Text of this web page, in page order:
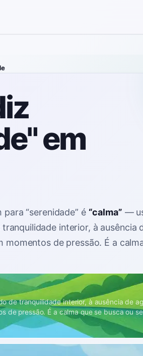
em
para “serenidade” é “calma” —
interior, à ausência
momentos de pressão. É a
de tranquilidade interior, à ausência de
de pressão. É a calma que se busca ou